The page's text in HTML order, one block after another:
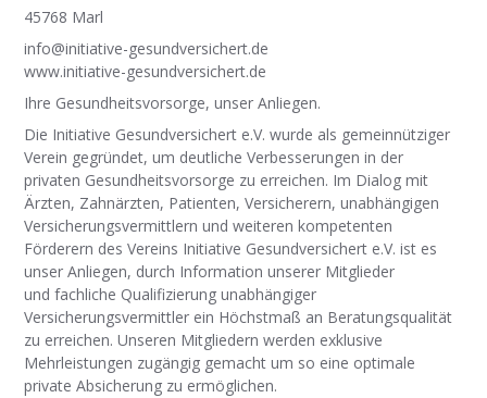
45768 Marl
info@initiative-gesundversichert.de
www.initiative-gesundversichert.de
Ihre Gesundheitsvorsorge, unser Anliegen.
Die Initiative Gesundversichert e.V. wurde als gemeinnütziger
Verein gegründet, um deutliche Verbesserungen in der
privaten Gesundheitsvorsorge zu erreichen. Im Dialog mit
Ärzten, Zahnärzten, Patienten, Versicherern, unabhängigen
Versicherungsvermittlern und weiteren kompetenten
Förderern des Vereins Initiative Gesundversichert e.V. ist es
unser Anliegen, durch Information unserer Mitglieder
und fachliche Qualifizierung unabhängiger
Versicherungsvermittler ein Höchstmaß an Beratungsqualität
zu erreichen. Unseren Mitgliedern werden exklusive
Mehrleistungen zugängig gemacht um so eine optimale
private Absicherung zu ermöglichen.